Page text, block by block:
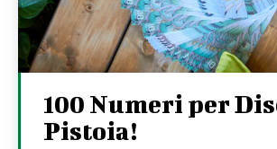
100 Numeri per
Pistoia!